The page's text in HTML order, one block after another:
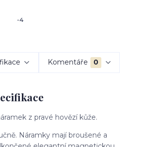
-4
Komentáře 0
z pravé hovězí kůže.
Náramky mají broušené a